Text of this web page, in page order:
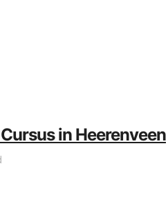
in Heerenveen